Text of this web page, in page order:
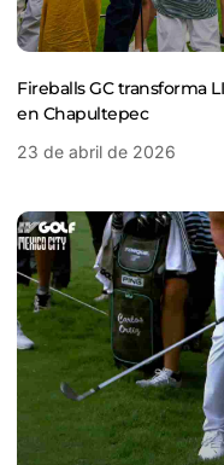
Fireballs GC transforma
en Chapultepec
23 de abril de 2026